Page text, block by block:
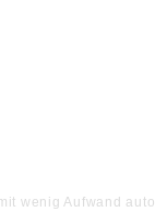
wenig Aufwand